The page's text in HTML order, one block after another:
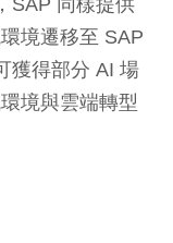
境遷移至 SAP
獲得部分 AI 場
境與雲端轉型